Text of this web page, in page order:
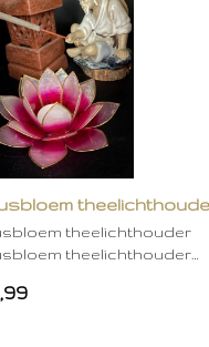
theelichthouder
theelichthouder…